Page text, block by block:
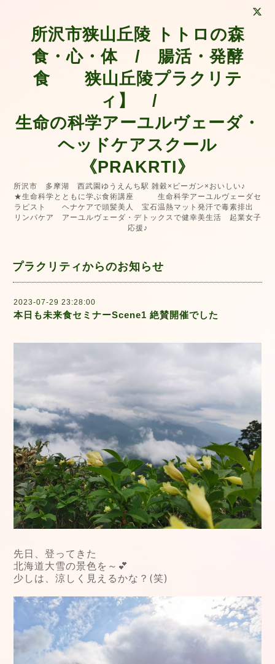
所沢市狭山丘陵 トトロの森
食・心・体 / 腸活・発酵
食 狭山丘陵プラクリテ
ィ】 /
生命の科学アーユルヴェーダ・
ヘッドケアスクール
《PRAKRTI》
所沢市 多摩湖 西武園ゆうえんち駅 雑穀×ビーガン×おいしい♪
★生命科学とともに学ぶ食術講座 生命科学アーユルヴェーダセ
ラピスト ヘナケアで頭髪美人 宝石温熱マット発汗で毒素排出
リンパケア アーユルヴェーダ・デトックスで健幸美生活 起業女子
応援♪
プラクリティからのお知らせ
2023-07-29 23:28:00
本日も未来食セミナーScene1 絶賛開催でした
先日、登ってきた
北海道大雪の景色を～💕
少しは、涼しく見えるかな？(笑)